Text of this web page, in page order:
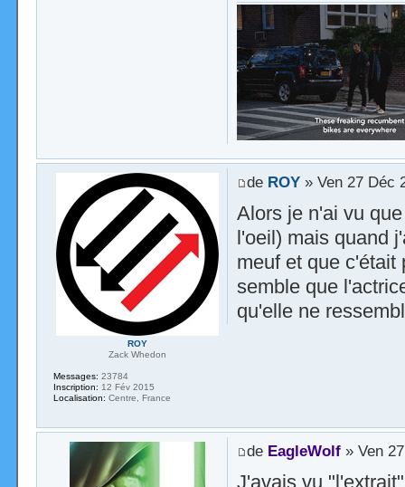
de ROY» Ven 27 Déc
Alors je n'ai vu
l'oeil) mais quand
meuf et que c'était
semble que
qu'elle ne
ROY
Zack Whedon
Messages: 23784
Inscription: 12 Fév 2015
Localisation: Centre, France
de EagleWolf» Ven
J'avais vu